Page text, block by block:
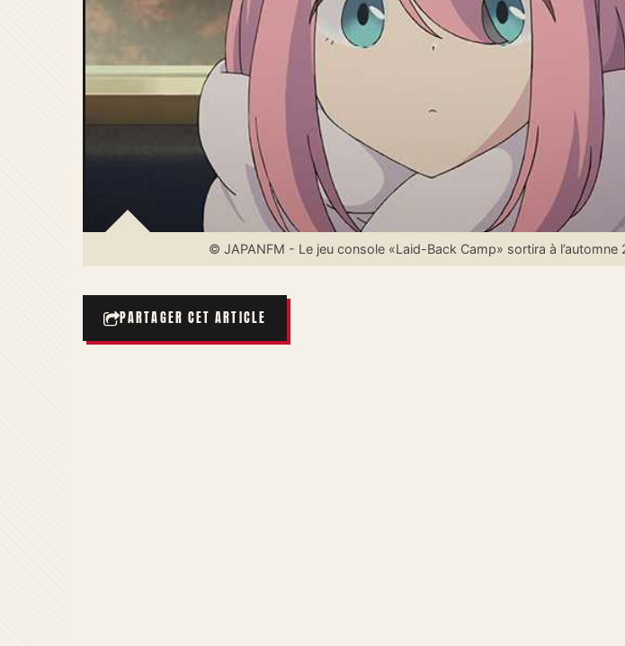
© JAPANFM - Le jeu console «Laid-Back Camp» sortira à l’automne
PARTAGER CET ARTICLE